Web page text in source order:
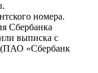
номера.
Сбербанка
выписка с
(ПАО «Сбербанк